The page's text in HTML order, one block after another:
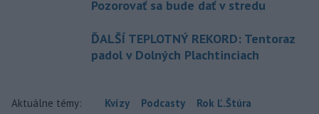
Pozorovať sa bude dať v stredu
ĎALŠÍ TEPLOTNÝ REKORD: Tentoraz
padol v Dolných Plachtinciach
Aktuálne témy: Kvízy Podcasty Rok Ľ.Štúra